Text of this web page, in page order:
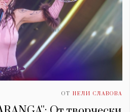
ОТ НЕЛИ СЛАВОВА